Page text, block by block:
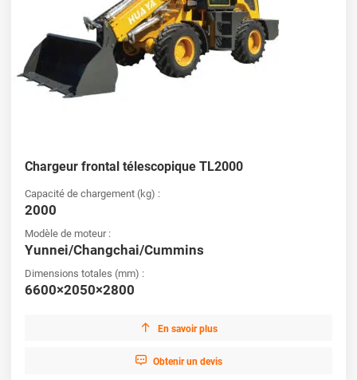
Chargeur frontal télescopique TL2000
Capacité de chargement (kg) :
2000
Modèle de moteur :
Yunnei/Changchai/Cummins
Dimensions totales (mm) :
6600×2050×2800
 En savoir plus
 Obtenir un devis